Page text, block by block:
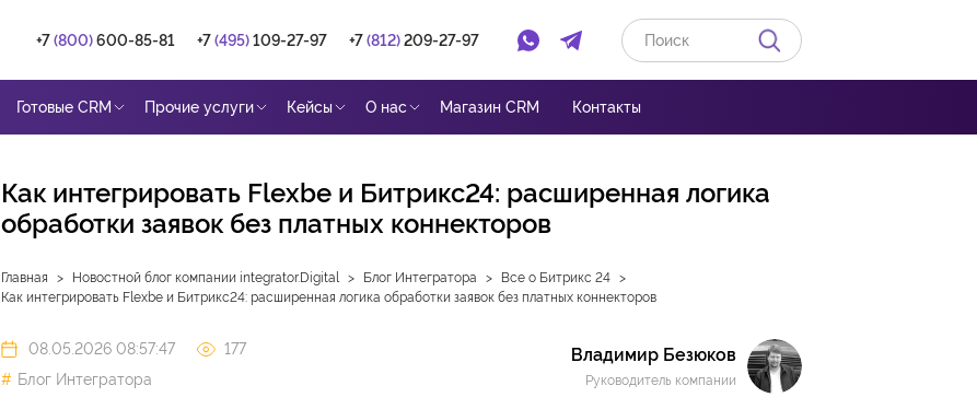
+7(800)600-85-81 +7(495)109-27-97 +7(812)209-27-97 Ссылка на Whatsapp
Ссылка на Telegram
Готовые CRM Прочие услуги Кейсы О нас Магазин CRM Контакты
Как интегрировать Flexbe и Битрикс24: расширенная логика
обработки заявок без платных коннекторов
Главная Новостной блог компании integrator.Digital Блог Интегратора
Все о Битрикс 24
Как интегрировать Flexbe и Битрикс24: расширенная логика обработки заявок без платных коннекторов
08.05.2026 08:57:47
177
Блог Интегратора
Владимир Безюков
Руководитель компании